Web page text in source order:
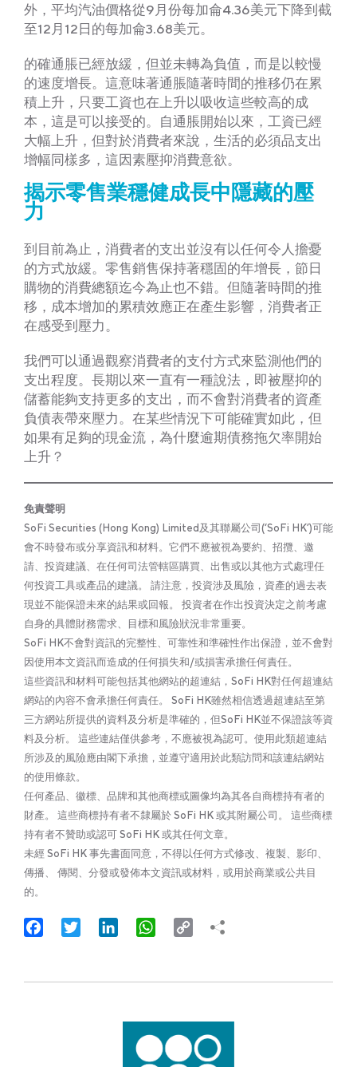
外，平均汽油價格從9月份每加侖4.36美元下降到截
至12月12日的每加侖3.68美元。
的確通脹已經放緩，但並未轉為負值，而是以較慢
的速度增長。這意味著通脹隨著時間的推移仍在累
積上升，只要工資也在上升以吸收這些較高的成
本，這是可以接受的。自通脹開始以來，工資已經
大幅上升，但對於消費者來說，生活的必須品支出
增幅同樣多，這因素壓抑消費意欲。
揭示零售業穩健成長中隱藏的壓
力
到目前為止，消費者的支出並沒有以任何令人擔憂
的方式放緩。零售銷售保持著穩固的年增長，節日
購物的消費總額迄今為止也不錯。但隨著時間的推
移，成本增加的累積效應正在產生影響，消費者正
在感受到壓力。
我們可以通過觀察消費者的支付方式來監測他們的
支出程度。長期以來一直有一種說法，即被壓抑的
儲蓄能夠支持更多的支出，而不會對消費者的資產
負債表帶來壓力。在某些情況下可能確實如此，但
如果有足夠的現金流，為什麼逾期債務拖欠率開始
上升？
免責聲明
SoFi Securities (Hong Kong) Limited及其聯屬公司(‘SoFi HK’)可能
會不時發布或分享資訊和材料。它們不應被視為要約、招攬、邀
請、投資建議、在任何司法管轄區購買、出售或以其他方式處理任
何投資工具或產品的建議。 請注意，投資涉及風險，資產的過去表
現並不能保證未來的結果或回報。 投資者在作出投資決定之前考慮
自身的具體財務需求、目標和風險狀況非常重要。
SoFi HK不會對資訊的完整性、可靠性和準確性作出保證，並不會對
因使用本文資訊而造成的任何損失和/或損害承擔任何責任。
這些資訊和材料可能包括其他網站的超連結，SoFi HK對任何超連結
網站的內容不會承擔任何責任。 SoFi HK雖然相信透過超連結至第
三方網站所提供的資料及分析是準確的，但SoFi HK並不保證該等資
料及分析。 這些連結僅供參考，不應被視為認可。使用此類超連結
所涉及的風險應由閣下承擔，並遵守適用於此類訪問和該連結網站
的使用條款。
任何產品、徽標、品牌和其他商標或圖像均為其各自商標持有者的
財產。 這些商標持有者不隸屬於 SoFi HK 或其附屬公司。 這些商標
持有者不贊助或認可 SoFi HK 或其任何文章。
未經 SoFi HK 事先書面同意，不得以任何方式修改、複製、影印、
傳播、 傳閱、分發或發佈本文資訊或材料，或用於商業或公共目
的。
FacebookTwitter LinkedInWhatsApp
Copy